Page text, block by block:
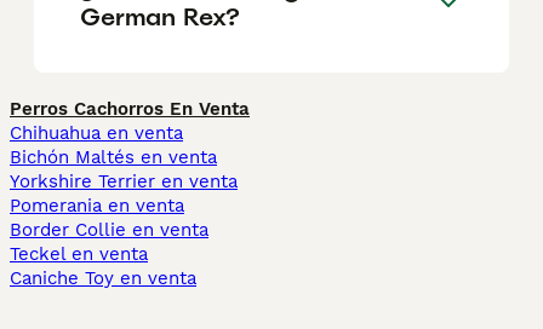
German Rex?
Perros Cachorros En Venta
Chihuahua en venta
Bichón Maltés en venta
Yorkshire Terrier en venta
Pomerania en venta
Border Collie en venta
Teckel en venta
Caniche Toy en venta